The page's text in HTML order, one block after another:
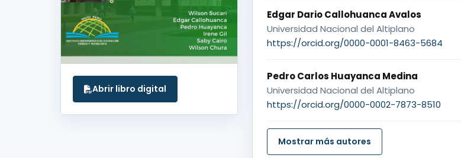
Abrir libro digital
Edgar Dario Callohuanca Avalos
Universidad Nacional del Altiplano
https://orcid.org/0000-0001-8463-5684
Pedro Carlos Huayanca Medina
Universidad Nacional del Altiplano
https://orcid.org/0000-0002-7873-8510
Mostrar más autores